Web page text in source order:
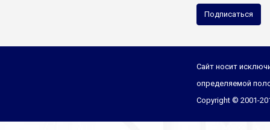
Подписаться
Сайт носит
определяемой
Copyright © 2001-